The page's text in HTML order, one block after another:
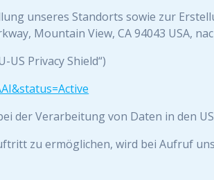
unseres Standorts sowie zur
Mountain View, CA 94043 USA,
US Privacy Shield“)
der Verarbeitung von Daten in den
zu ermöglichen, wird bei Aufruf